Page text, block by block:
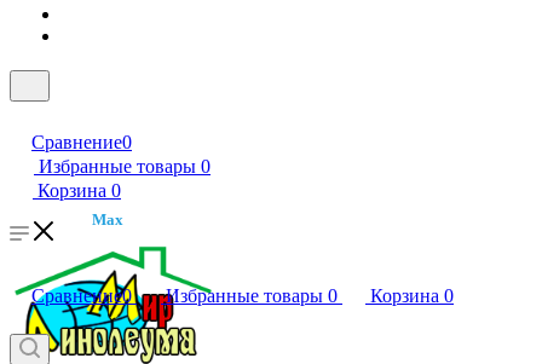
Сравнение0
Избранные товары 0
Корзина 0
Max
Сравнение0 Избранные товары 0 Корзина 0